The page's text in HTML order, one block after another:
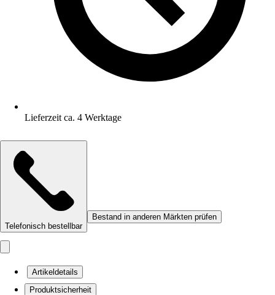
Lieferzeit ca. 4 Werktage
Telefonisch bestellbar
Bestand in anderen Märkten prüfen
Artikeldetails
Produktsicherheit